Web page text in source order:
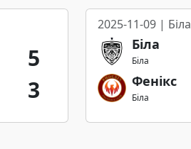
5
3
2025-11-09 | Біла
Біла
Біла
Фенікс
Біла